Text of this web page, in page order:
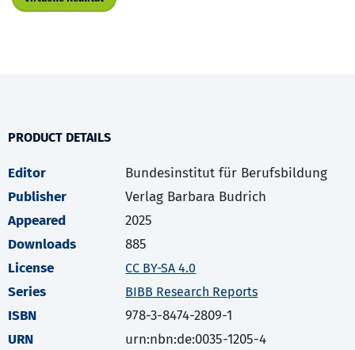
PRODUCT DETAILS
Editor
Bundesinstitut für Berufsbildung
Publisher
Verlag Barbara Budrich
Appeared
2025
Downloads
885
License
CC BY-SA 4.0
Series BIBB Research Reports
ISBN
978-3-8474-2809-1
URN
urn:nbn:de:0035-1205-4